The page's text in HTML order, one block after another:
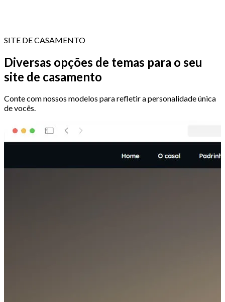
SITE DE CASAMENTO
Diversas opções de temas para o seu
site de casamento
Conte com nossos modelos para refletir a personalidade única
de vocês.